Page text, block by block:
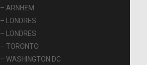
– ARNHEM
– LONDRES
– LONDRES
– TORONTO
– WASHINGTON DC